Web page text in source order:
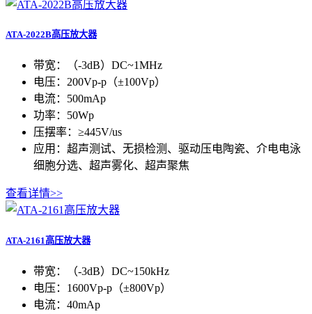
ATA-2022B高压放大器
带宽：（-3dB）DC~1MHz
电压：200Vp-p（±100Vp）
电流：500mAp
功率：50Wp
压摆率：≥445V/us
应用：超声测试、无损检测、驱动压电陶瓷、介电电泳
细胞分选、超声雾化、超声聚焦
查看详情>>
ATA-2161高压放大器
带宽：（-3dB）DC~150kHz
电压：1600Vp-p（±800Vp）
电流：40mAp